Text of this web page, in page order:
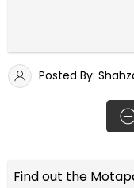
Posted By:
Find out the